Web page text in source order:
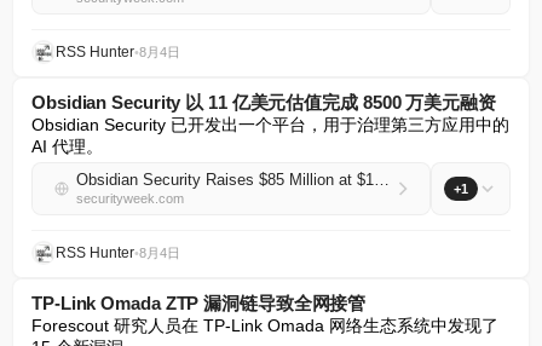
RSS Hunter•8月4日
Obsidian Security 以 11 亿美元估值完成 8500 万美元融资
Obsidian Security 已开发出一个平台，用于治理第三方应用中的
AI 代理。
Obsidian Security Raises $85 Million at $1.1 Billion Valuation
securityweek.com
+1
RSS Hunter•8月4日
TP-Link Omada ZTP 漏洞链导致全网接管
Forescout 研究人员在 TP-Link Omada 网络生态系统中发现了